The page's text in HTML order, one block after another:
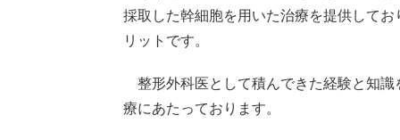
採取した幹細胞を用いた治療を提供して
リットです。
整形外科医として積んできた経験と知識
療にあたっております。